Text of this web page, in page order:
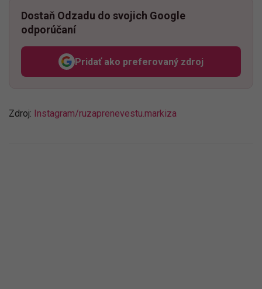
Dostaň Odzadu do svojich Google
odporúčaní
Pridať ako preferovaný zdroj
Odzadu, odkaz sa otvorí v
Zdroj: Instagram/ruzaprenevestu.markiza